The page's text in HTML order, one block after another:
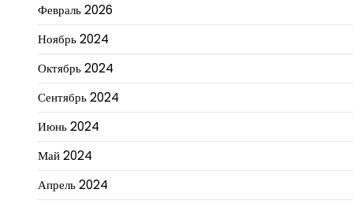
Февраль 2026
Ноябрь 2024
Октябрь 2024
Сентябрь 2024
Июнь 2024
Май 2024
Апрель 2024